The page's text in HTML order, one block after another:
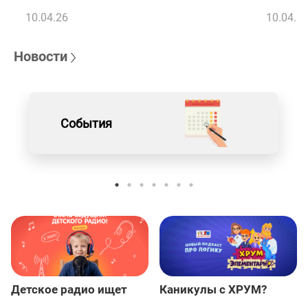
10.04.26
10.04.26
Новости
События
Детское радио ищет
Каникулы с ХРУМ?